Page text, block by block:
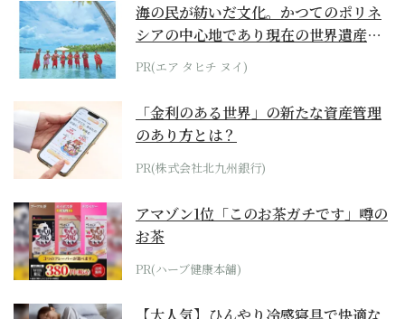
海の民が紡いだ文化。かつてのポリネ
シアの中心地であり現在の世界遺産か
らみえてくる...
PR(エア タヒチ ヌイ)
「金利のある世界」の新たな資産管理
のあり方とは？
PR(株式会社北九州銀行)
アマゾン1位「このお茶ガチです」噂の
お茶
PR(ハーブ健康本舗)
【大人気】ひんやり冷感寝具で快適な